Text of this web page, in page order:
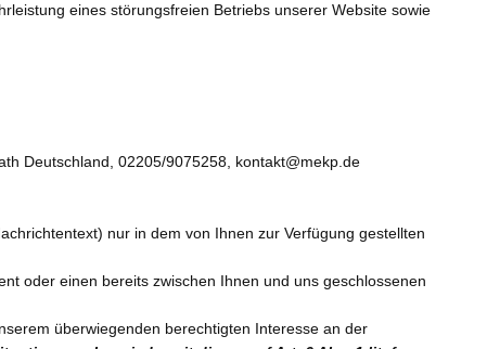
eines störungsfreien Betriebs unserer Website sowie
Deutschland, 02205/9075258, kontakt@mekp.de
nur in dem von Ihnen zur Verfügung gestellten
oder einen bereits zwischen Ihnen und uns geschlossenen
überwiegenden berechtigten Interesse an der